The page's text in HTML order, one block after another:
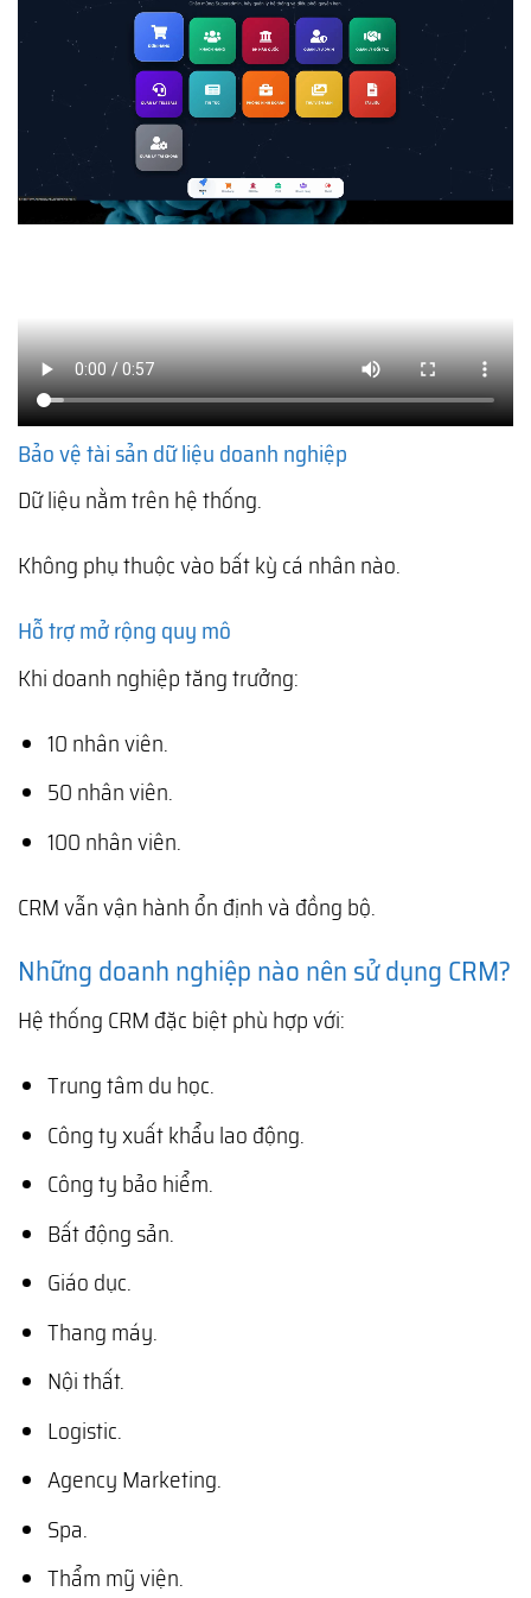
Bảo vệ tài sản dữ liệu doanh nghiệp
Dữ liệu nằm trên hệ thống.
Không phụ thuộc vào bất kỳ cá nhân nào.
Hỗ trợ mở rộng quy mô
Khi doanh nghiệp tăng trưởng:
10 nhân viên.
50 nhân viên.
100 nhân viên.
CRM vẫn vận hành ổn định và đồng bộ.
Những doanh nghiệp nào nên sử dụng CRM?
Hệ thống CRM đặc biệt phù hợp với:
Trung tâm du học.
Công ty xuất khẩu lao động.
Công ty bảo hiểm.
Bất động sản.
Giáo dục.
Thang máy.
Nội thất.
Logistic.
Agency Marketing.
Spa.
Thẩm mỹ viện.